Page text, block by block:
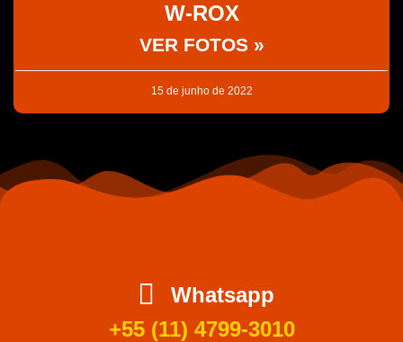
W-ROX
VER FOTOS »
15 de junho de 2022
Whatsapp
+55 (11) 4799-3010